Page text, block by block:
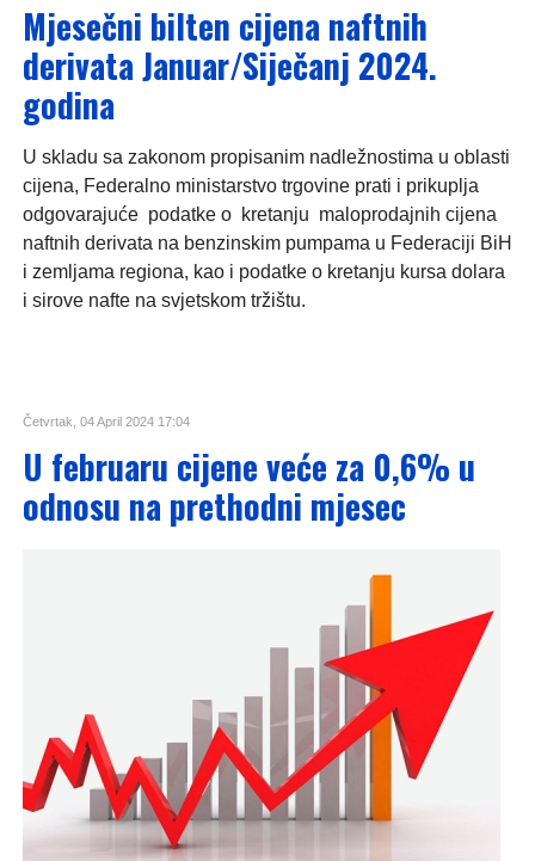
Mjesečni bilten cijena naftnih
derivata Januar/Siječanj 2024.
godina
U skladu sa zakonom propisanim nadležnostima u oblasti
cijena, Federalno ministarstvo trgovine prati i prikuplja
odgovarajuće podatke o kretanju maloprodajnih cijena
naftnih derivata na benzinskim pumpama u Federaciji BiH
i zemljama regiona, kao i podatke o kretanju kursa dolara
i sirove nafte na svjetskom tržištu.
Četvrtak, 04 April 2024 17:04
U februaru cijene veće za 0,6% u
odnosu na prethodni mjesec